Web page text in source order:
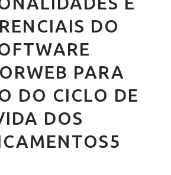
DO
PARA
DO CICLO DE
DOS